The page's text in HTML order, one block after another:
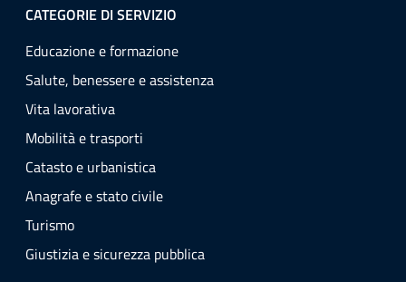
CATEGORIE DI SERVIZIO
Educazione e formazione
Salute, benessere e assistenza
Vita lavorativa
Mobilità e trasporti
Catasto e urbanistica
Anagrafe e stato civile
Turismo
Giustizia e sicurezza pubblica